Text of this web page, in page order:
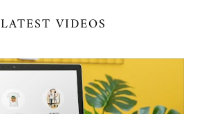
LATEST VIDEOS